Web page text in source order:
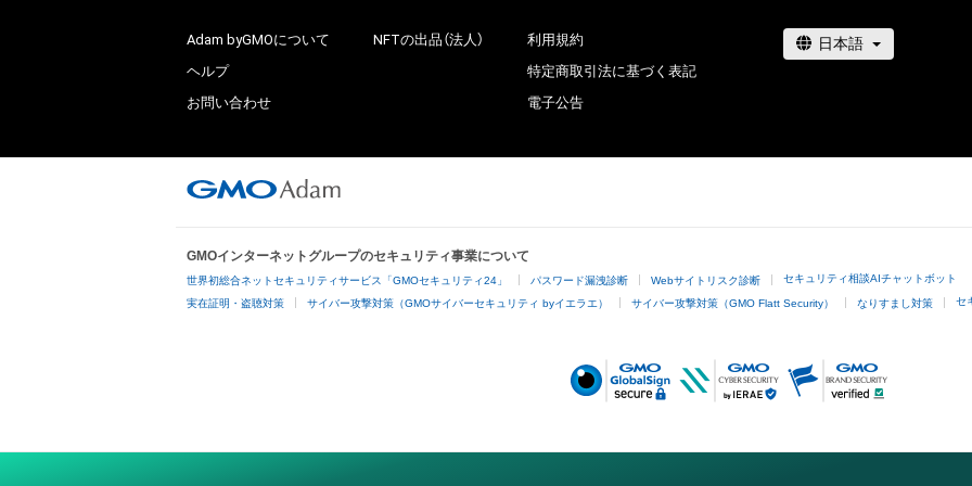
Adam byGMOについて
ヘルプ
お問い合わせ
NFTの出品（法人）
利用規約
特定商取引法に基づく表記
電子公告
GMOインターネットグループのセキュリティ事業について
世界初総合ネットセキュリティサービス「GMOセキュリティ24」 パスワード漏洩診断 Webサイトリスク診断 セキュリティ相談AIチャットボット
実在証明・盗聴対策 サイバー攻撃対策（GMOサイバーセキュリティ byイエラエ） サイバー攻撃対策（GMO Flatt Security） なりすまし対策 セ